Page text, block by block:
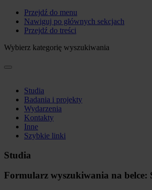
Przejdź do menu
Nawiguj po głównych sekcjach
Przejdź do treści
Wybierz kategorię wyszukiwania
Studia
Badania i projekty
Wydarzenia
Kontakty
Inne
Szybkie linki
Studia
Formularz wyszukiwania na belce: